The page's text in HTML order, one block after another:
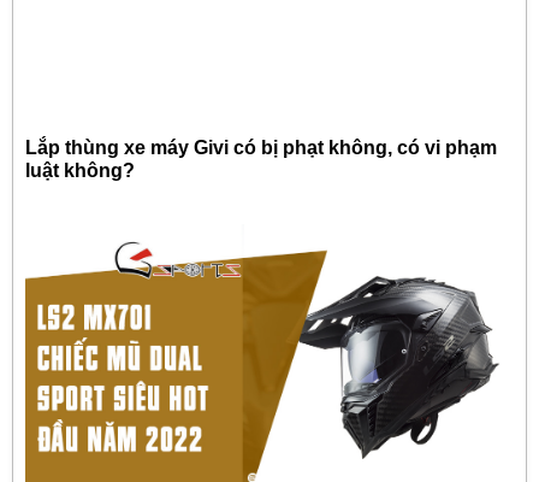
Lắp thùng xe máy Givi có bị phạt không, có vi phạm
luật không?